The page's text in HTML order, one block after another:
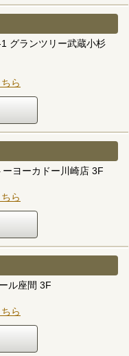
グランツリー武蔵小杉
ら
ヨーカドー川崎店 3F
ら
ル座間 3F
ら